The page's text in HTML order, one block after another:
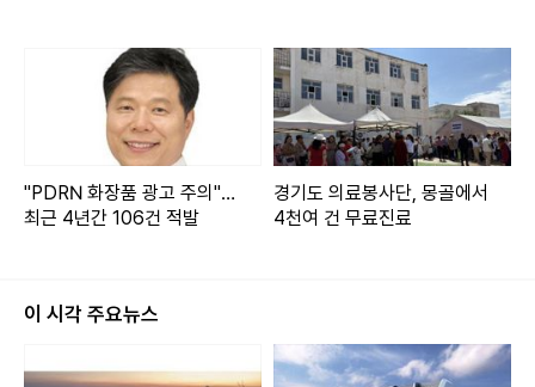
"PDRN 화장품 광고 주의"…
최근 4년간 106건 적발
경기도 의료봉사단, 몽골에서
4천여 건 무료진료
이 시각 주요뉴스